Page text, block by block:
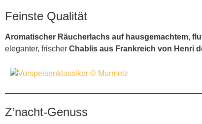
Feinste Qualität
Aromatischer Räucherlachs auf hausgemachtem,
eleganter, frischer Chablis aus Frankreich von Henri
Z’nacht-Genuss